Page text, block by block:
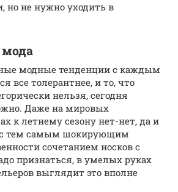
но не нужно уходить в
модные тенденции с каждым
все толерантнее, и то, что
нельзя, сегодня
Даже на мировых
к летнему сезону нет-нет, да и
с тем самым шокирующим
сочетанием носков с
признаться, в умелых руках
выглядит это вполне